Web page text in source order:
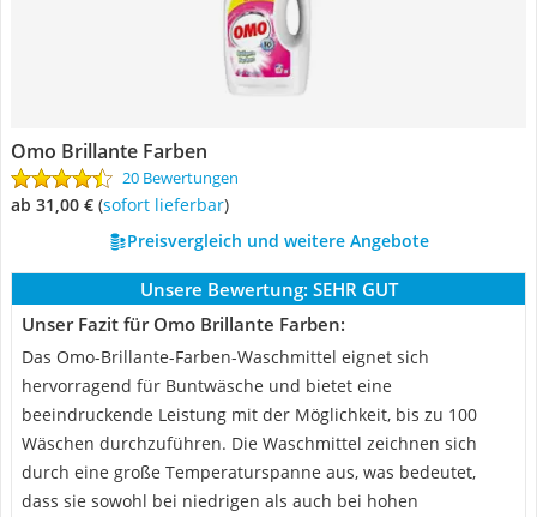
Omo Brillante Farben
20 Bewertungen
ab 31,00 € ( Sofort lieferbar)
Preisvergleich und weitere Angebote
Unsere Bewertung: SEHR GUT
Unser Fazit für Omo Brillante Farben:
Das Omo-Brillante-Farben-Waschmittel eignet sich
hervorragend für Buntwäsche und bietet eine
beeindruckende Leistung mit der Möglichkeit, bis zu 100
Wäschen durchzuführen. Die Waschmittel zeichnen sich
durch eine große Temperaturspanne aus, was bedeutet,
dass sie sowohl bei niedrigen als auch bei hohen